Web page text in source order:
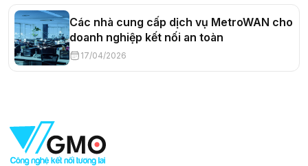
Các nhà cung cấp dịch vụ MetroWAN cho
doanh nghiệp kết nối an toàn
17/04/2026